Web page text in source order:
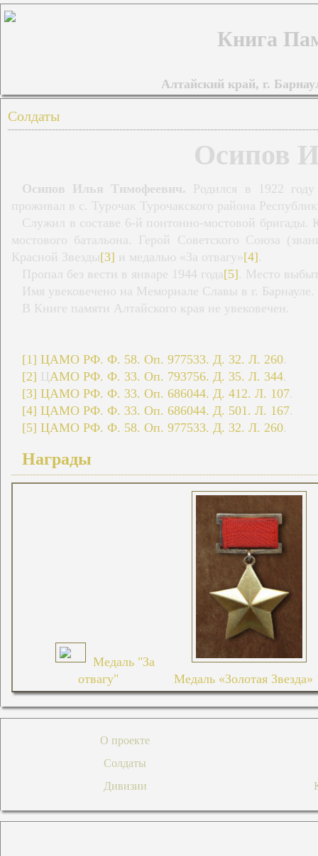
Книга
Алтайский край, г.
Солдаты
Осипов
Осипов Илья Тимофеевич.
Родился в 1922
проживал в с. Турочак Турочакского района
Служил в составе 6-й понтонно-мостовой бригады.
мостового батальона. Герой Советского Союза
Красной Звезды[3] и медалью «За отвагу»[4].
Пропал без вести в январе 1944 года[5]. Место
Имя увековечено на Мемориале Славы в г.
В Книге памяти Алтайского края не увековечен.
[1] ЦАМО РФ. Ф. 58. Оп. 977533. Д. 32. Л. 260.
[2] ЦАМО РФ. Ф. 33. Оп. 793756. Д. 35. Л. 344.
[3] ЦАМО РФ. Ф. 33. Оп. 686044. Д. 412. Л. 107.
[4] ЦАМО РФ. Ф. 33. Оп. 686044. Д. 501. Л. 167.
[5] ЦАМО РФ. Ф. 58. Оп. 977533. Д. 32. Л. 260.
Награды
Медаль "За
отвагу"
Медаль «Золотая Звезда»
О проекте
Солдаты
Дивизии